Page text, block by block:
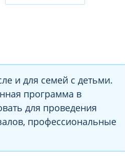
и для семей с детьми.
программа в
для проведения
профессиональные